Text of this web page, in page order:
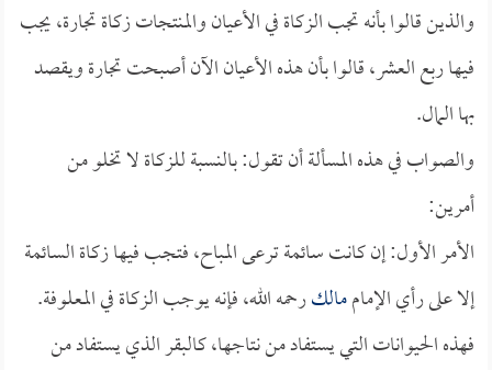
والذين قالوا بأنه تجب الزكاة في الأعيان والمنتجات زكاة تجارة، يجب
فيها ربع العشر، قالوا بأن هذه الأعيان الآن أصبحت تجارة ويقصد
بها المال.
والصواب في هذه المسألة أن تقول: بالنسبة للزكاة لا تخلو من
أمرين:
الأمر الأول: إن كانت سائمة ترعى المباح، فتجب فيها زكاة السائمة
إلا على رأي الإماممالكرحمه الله، فإنه يوجب الزكاة في المعلوفة.
فهذه الحيوانات التي يستفاد من نتاجها، كالبقر الذي يستفاد من